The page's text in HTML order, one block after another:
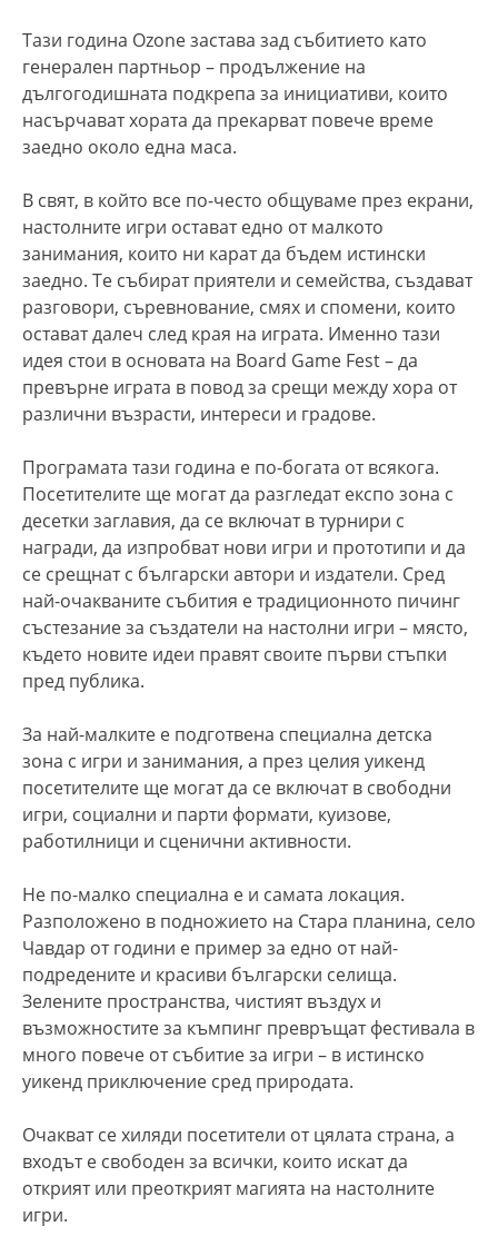
Тази година Ozone застава зад събитието като
генерален партньор – продължение на
дългогодишната подкрепа за инициативи, които
насърчават хората да прекарват повече време
заедно около една маса.
В свят, в който все по-често общуваме през екрани,
настолните игри остават едно от малкото
занимания, които ни карат да бъдем истински
заедно. Те събират приятели и семейства, създават
разговори, съревнование, смях и спомени, които
остават далеч след края на играта. Именно тази
идея стои в основата на Board Game Fest – да
превърне играта в повод за срещи между хора от
различни възрасти, интереси и градове.
Програмата тази година е по-богата от всякога.
Посетителите ще могат да разгледат експо зона с
десетки заглавия, да се включат в турнири с
награди, да изпробват нови игри и прототипи и да
се срещнат с български автори и издатели. Сред
най-очакваните събития е традиционното пичинг
състезание за създатели на настолни игри – място,
където новите идеи правят своите първи стъпки
пред публика.
За най-малките е подготвена специална детска
зона с игри и занимания, а през целия уикенд
посетителите ще могат да се включат в свободни
игри, социални и парти формати, куизове,
работилници и сценични активности.
Не по-малко специална е и самата локация.
Разположено в подножието на Стара планина, село
Чавдар от години е пример за едно от най-
подредените и красиви български селища.
Зелените пространства, чистият въздух и
възможностите за къмпинг превръщат фестивала в
много повече от събитие за игри – в истинско
уикенд приключение сред природата.
Очакват се хиляди посетители от цялата страна, а
входът е свободен за всички, които искат да
открият или преоткрият магията на настолните
игри.